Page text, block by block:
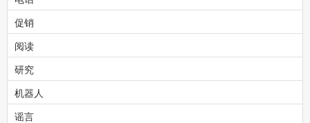
促销
阅读
研究
机器人
谣言